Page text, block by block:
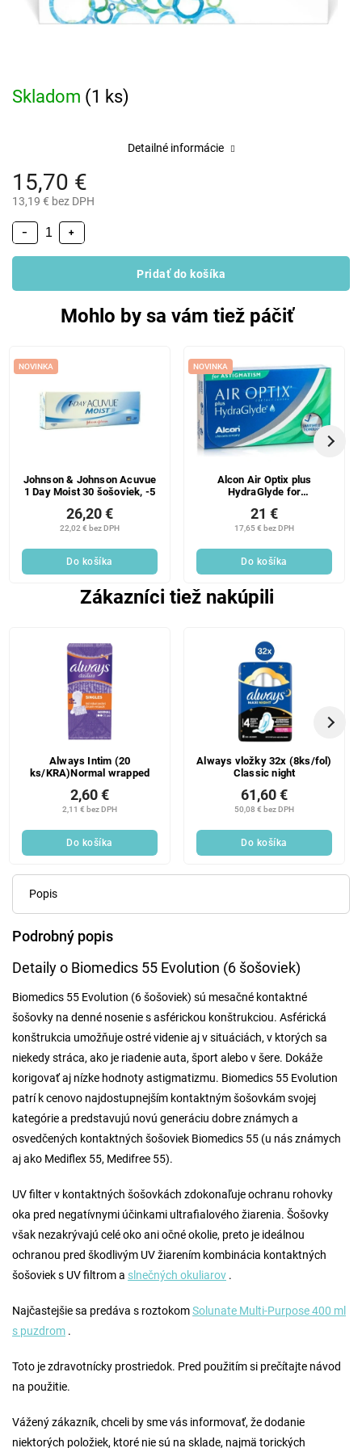
15,70 €
13,19 € bez DPH
Skladom (1 ks)
+
−
Pridať do košíka
Detailné informácie
Mohlo by sa vám tiež páčiť
NOVINKA
Johnson & Johnson Acuvue
1 Day Moist 30 šošoviek, -5
22,02 € bez DPH
26,20 €
Do košíka
NOVINKA
Alcon Air Optix plus
HydraGlyde for
0.3
17,65 € bez DPH
21 €
Do košíka
Zákazníci tiež nakúpili
Always Intim (20
ks/KRA)Normal wrapped
2,11 € bez DPH
2,60 €
Do košíka
Always vložky 32x (8ks/fol)
Classic night
50,08 € bez DPH
61,60 €
Do košíka
Popis
Podrobný popis
Detaily o Biomedics 55 Evolution (6 šošoviek)
Biomedics 55 Evolution (6 šošoviek) sú mesačné kontaktné
šošovky na denné nosenie s asférickou konštrukciou. Asférická
konštrukcia umožňuje ostré videnie aj v situáciách, v ktorých sa
niekedy stráca, ako je riadenie auta, šport alebo v šere. Dokáže
korigovať aj nízke hodnoty astigmatizmu. Biomedics 55 Evolution
patrí k cenovo najdostupnejším kontaktným šošovkám svojej
kategórie a predstavujú novú generáciu dobre známych a
osvedčených kontaktných šošoviek Biomedics 55 (u nás známych
aj ako Mediflex 55, Medifree 55).
UV filter v kontaktných šošovkách zdokonaľuje ochranu rohovky
oka pred negatívnymi účinkami ultrafialového žiarenia. Šošovky
však nezakrývajú celé oko ani očné okolie, preto je ideálnou
ochranou pred škodlivým UV žiarením kombinácia kontaktných
šošoviek s UV filtrom a slnečných okuliarov .
Najčastejšie sa predáva s roztokomSolunate Multi-Purpose 400 ml
s puzdrom .
Toto je zdravotnícky prostriedok. Pred použitím si prečítajte návod
na použitie.
Vážený zákazník, chceli by sme vás informovať, že dodanie
niektorých položiek, ktoré nie sú na sklade, najmä torických